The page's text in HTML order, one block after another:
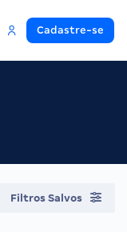
Cadastre-se
Filtros Salvos